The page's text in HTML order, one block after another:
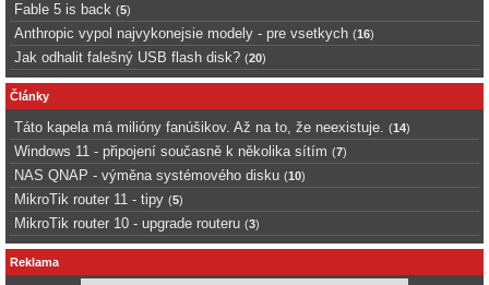
Fable 5 is back (5)
Anthropic vypol najvykonejsie modely - pre vsetkych (16)
Jak odhalit falešný USB flash disk? (20)
Články
Táto kapela má milióny fanúšikov. Až na to, že neexistuje. (14)
Windows 11 - připojení současně k několika sítím (7)
NAS QNAP - výměna systémového disku (10)
MikroTik router 11 - tipy (5)
MikroTik router 10 - upgrade routeru (3)
Reklama